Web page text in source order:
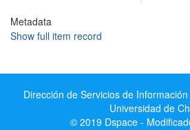
Metadata
Show full item record
Dirección de Servicios de
Universidad de
© 2019 Dspace -